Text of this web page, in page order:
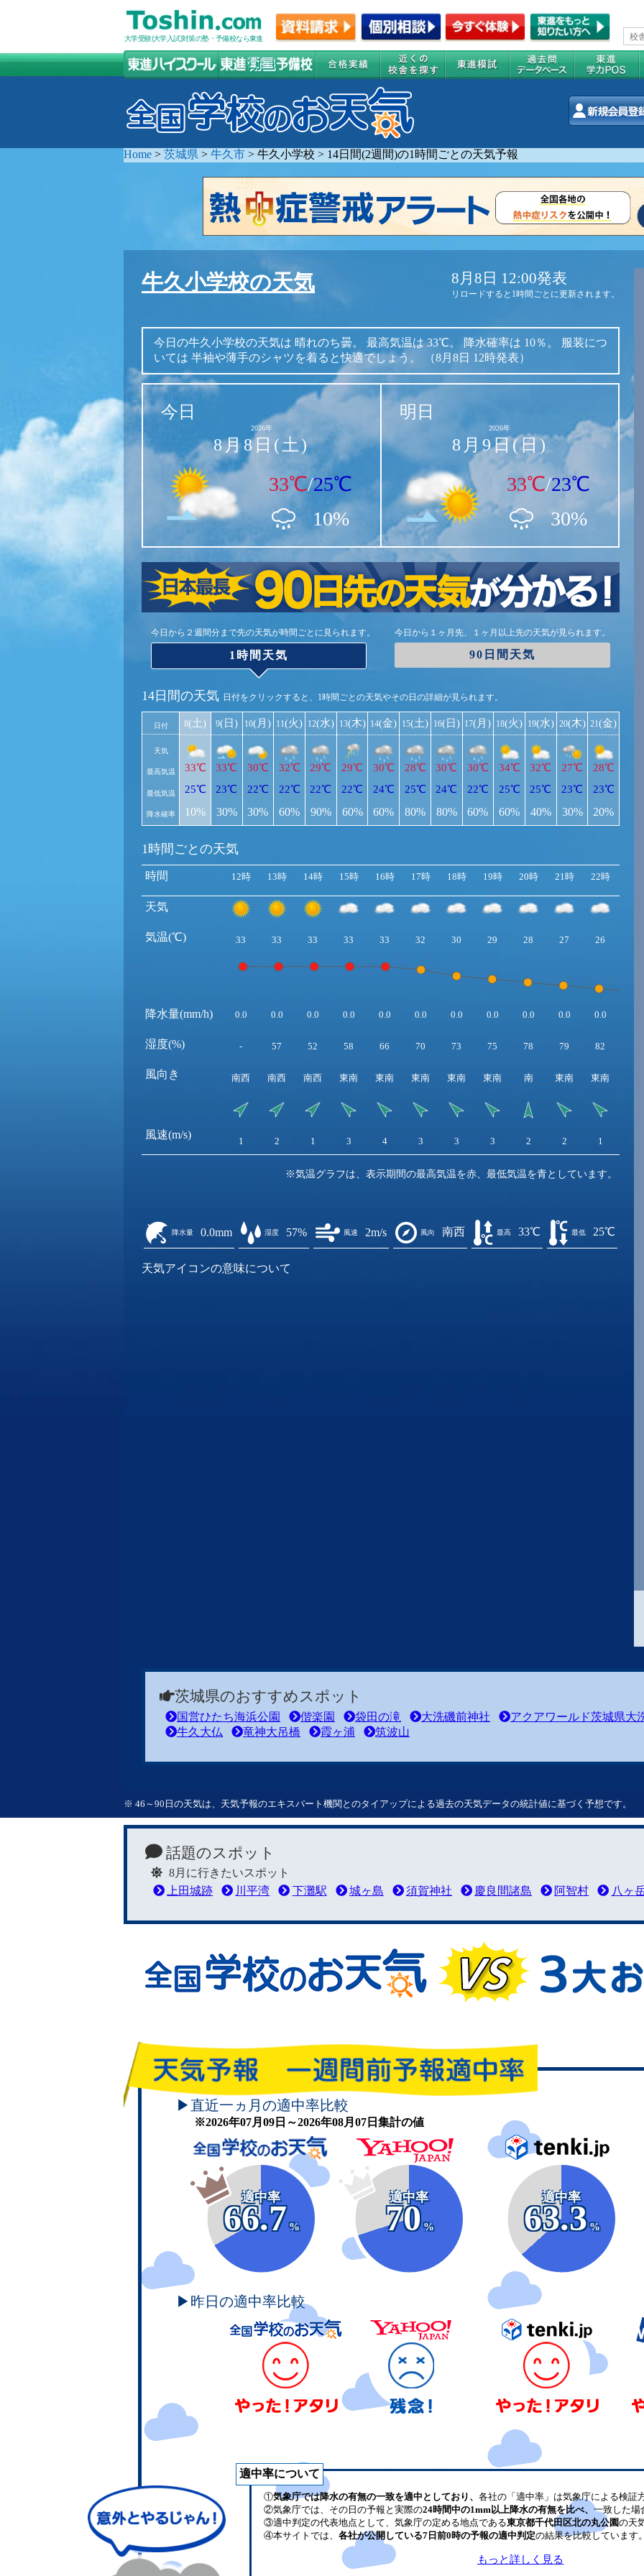
大学受験(大学入試)対策の塾・予備校なら東進
Home > 茨城県 > 牛久市 > 牛久小学校 > 14日間(2週間)の1時間ごとの天気予報
牛久小学校の天気 8月8日 12:00発表
リロードすると1時間ごとに更新されます。
今日の牛久小学校の天気は 晴れのち曇。 最高気温は 33℃。 降水確率は 10％。
服装につ
いては 半袖や薄手のシャツを着ると快適でしょう。 （8月8日 12時発表）
今日
2026年
8月8日(土)
33℃/25℃
10%
明日
2026年
8月9日(日)
33℃/23℃
30%
今日から２週間分まで先の天気が時間ごとに見られます。
1時間天気
今日から１ヶ月先、１ヶ月以上先の天気が見られます。
90日間天気
14日間の天気 日付をクリックすると、1時間ごとの天気やその日の詳細が見られます。
日付
天気
最高気温
最低気温
降水確率
8(土)
33℃
25℃
10%
9(日)
33℃
23℃
30%
10(月)
30℃
22℃
30%
11(火)
32℃
22℃
60%
12(水)
29℃
22℃
90%
13(木)
29℃
22℃
60%
14(金)
30℃
24℃
60%
15(土)
28℃
25℃
80%
16(日)
30℃
24℃
80%
17(月)
30℃
22℃
60%
18(火)
34℃
25℃
60%
19(水)
32℃
25℃
40%
20(木)
27℃
23℃
30%
21(金)
28℃
23℃
20%
1時間ごとの天気
時間
天気
気温(℃)
降水量(mm/h)
湿度(%)
風向き
風速(m/s)
12時 13時 14時 15時 16時 17時 18時 19時 20時 21時 22時
33 33 33 33 33 32 30 29 28 27 26
0.0 0.0 0.0 0.0 0.0 0.0 0.0 0.0 0.0 0.0 0.0
- 57 52 58 66 70 73 75 78 79 82
南西 南西 南西 東南 東南 東南 東南 東南 南 東南 東南
1 2 1 3 4 3 3 3 2 2 1
※気温グラフは、表示期間の最高気温を赤、最低気温を青としています。
降水量 0.0mm 湿度 57% 風速 2m/s 風向 南西 最高 33℃ 最低 25℃
天気アイコンの意味について
茨城県のおすすめスポット
国営ひたち海浜公園 偕楽園 袋田の滝 大洗磯前神社
アクアワールド茨城県大
牛久大仏
竜神大吊橋 霞ヶ浦 筑波山
※ 46～90日の天気は、天気予報のエキスパート機関とのタイアップによる過去の天気データの統計値に基づく予想です。
話題のスポット
8月に行きたいスポット
上田城跡
川平湾 下灘駅 城ヶ島 須賀神社 慶良間諸島 阿智村 八ヶ
▶直近一ヵ月の適中率比較
※2026年07月09日～2026年08月07日集計の値
適中率
66.7
%
適中率
70
%
適中率
63.3
%
▶昨日の適中率比較
適中率について
①気象庁では降水の有無の一致を適中としており、 各社の「適中率」は気象庁による検証
②気象庁では、その日の予報と実際の24時間中の1mm以上降水の有無を比べ、 一致した場
③適中判定の代表地点として、気象庁の定める地点である東京都千代田区北の丸公園の天
④本サイトでは、 各社が公開している7日前0時の予報の適中判定の結果を比較しています
もっと詳しく見る